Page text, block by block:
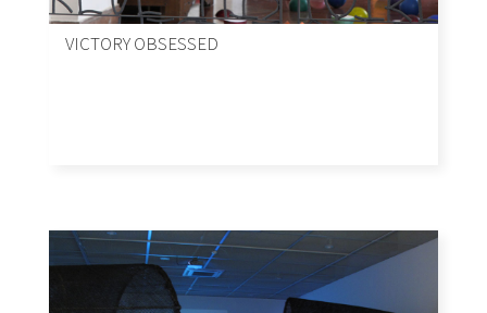
VICTORY OBSESSED